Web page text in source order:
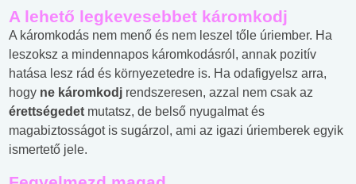
A lehető legkevesebbet káromkodj
A káromkodás nem menő és nem leszel tőle úriember. Ha
leszoksz a mindennapos káromkodásról, annak pozitív
hatása lesz rád és környezetedre is. Ha odafigyelsz arra,
hogy ne káromkodj rendszeresen, azzal nem csak az
érettségedet mutatsz, de belső nyugalmat és
magabiztosságot is sugárzol, ami az igazi úriemberek egyik
ismertető jele.